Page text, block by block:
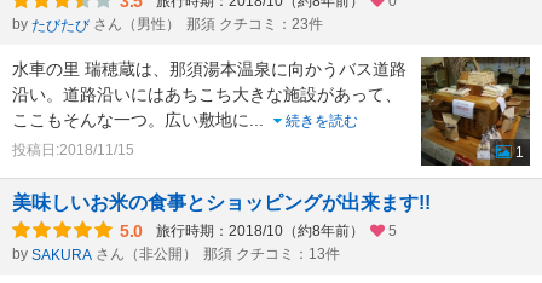
by たびたび さん（男性） 那須 クチコミ：23件
水車の里 瑞穂蔵は、那須湯本温泉に向かうバス道路
沿い。道路沿いにはあちこち大きな施設があって、
ここもそんな一つ。広い敷地に
続きを読む
投稿日:2018/11/15
1
美味しいお米の食事とショッピングが出来ます!!
5.0 旅行時期：2018/10（約8年前）
5
by SAKURA さん（非公開） 那須 クチコミ：13件